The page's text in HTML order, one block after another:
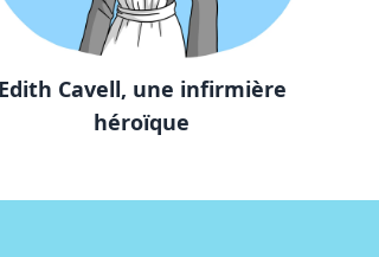
Edith Cavell, une infirmière
héroïque